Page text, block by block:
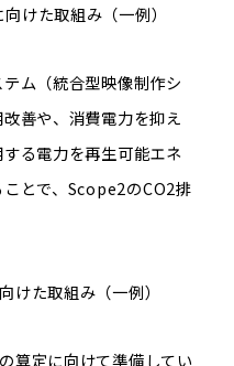
けた取組み（一例）
ム（統合型映像制作シ
善や、消費電力を抑え
る電力を再生可能エネ
とで、 Scope2のCO2排
けた取組み（一例）
算定に向けて準備してい